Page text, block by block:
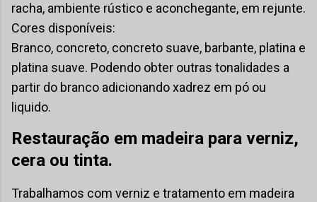
racha, ambiente rústico e aconchegante, em rejunte.
Cores disponíveis:
Branco, concreto, concreto suave, barbante, platina e
platina suave. Podendo obter outras tonalidades a
partir do branco adicionando xadrez em pó ou
liquido.
Restauração em madeira para verniz,
cera ou tinta.
Trabalhamos com verniz e tratamento em madeira